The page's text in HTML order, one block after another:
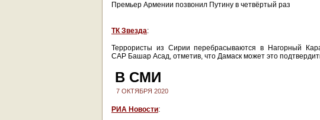
Премьер Армении позвонил Путину в четвёртый раз
ТК Звезда:
Террористы из Сирии перебрасываются в Нагорный
САР Башар Асад, отметив, что Дамаск может это
В СМИ
7 ОКТЯБРЯ 2020
РИА Новости: